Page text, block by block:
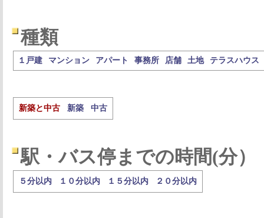
種類
１戸建 マンション アパート 事務所 店舗 土地 テラスハウス
新築と中古 新築 中古
駅・バス停までの時間(分）
５分以内 １０分以内 １５分以内 ２０分以内